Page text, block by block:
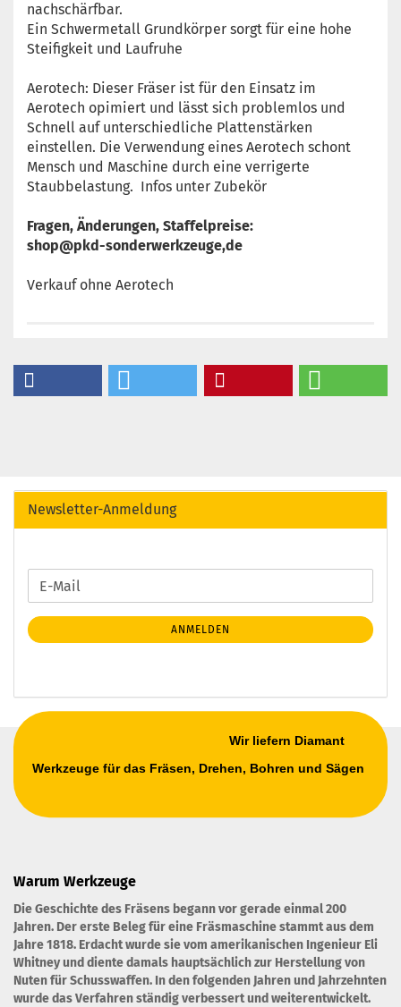
nachschärfbar.
Ein Schwermetall Grundkörper sorgt für eine hohe
Steifigkeit und Laufruhe
Aerotech: Dieser Fräser ist für den Einsatz im
Aerotech opimiert und lässt sich problemlos und
Schnell auf unterschiedliche Plattenstärken
einstellen. Die Verwendung eines Aerotech schont
Mensch und Maschine durch eine verrigerte
Staubbelastung. Infos unter Zubekör
Fragen, Änderungen, Staffelpreise:
shop@pkd-sonderwerkzeuge,de
Verkauf ohne Aerotech
Newsletter-Anmeldung
WEITER
ZUR
NEWSLETTER-
ANMELDUNG
E-
Mail
ANMELDEN
Wir liefern Diamant
Werkzeuge für das Fräsen, Drehen, Bohren und Sägen
Warum Werkzeuge
Die Geschichte des Fräsens begann vor gerade einmal 200
Jahren. Der erste Beleg für eine Fräsmaschine stammt aus dem
Jahre 1818. Erdacht wurde sie vom amerikanischen Ingenieur Eli
Whitney und diente damals hauptsächlich zur Herstellung von
Nuten für Schusswaffen. In den folgenden Jahren und Jahrzehnten
wurde das Verfahren ständig verbessert und weiterentwickelt.